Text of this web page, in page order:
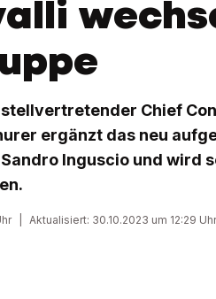
Chief
ergänzt das neu
Inguscio und wird
Aktualisiert: 30.10.2023 um 12:29 Uhr